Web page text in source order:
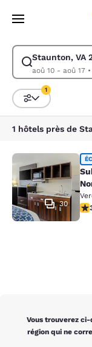
Sauter à Contenu
Staunton, VA
aoû 10 - aoû 17•
Modifier la
Triez et filtrez
1
Suburban
30
Vous trouverez
région qui ne